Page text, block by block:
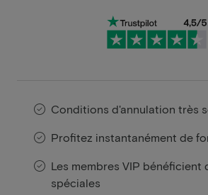
Conditions d'annulation très
Profitez instantanément de
Les membres VIP bénéficient
spéciales